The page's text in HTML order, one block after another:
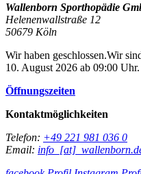
Wallenborn Sporthopädie
Helenenwallstraße 12
50679 Köln
Wir haben geschlossen.Wir
10. August 2026 ab 09:00 Uhr.
Öffnungszeiten
Kontaktmöglichkeiten
Telefon: +49 221 981 036 0
Email: